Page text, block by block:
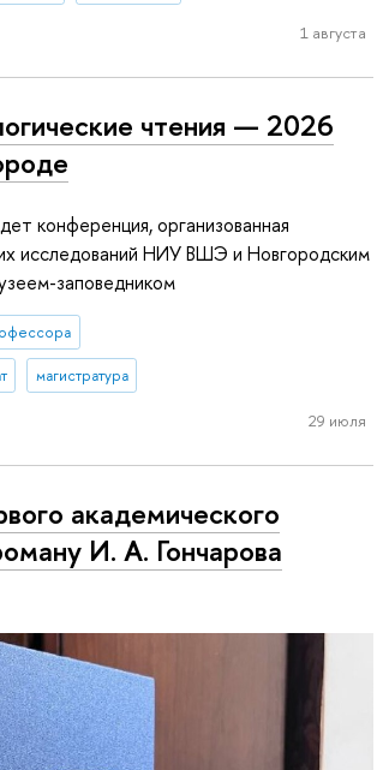
1 августа
чтения — 2026
конференция, организованная
исследований НИУ ВШЭ и Новгородским
заповедником
магистратура
29 июля
академического
И. А. Гончарова